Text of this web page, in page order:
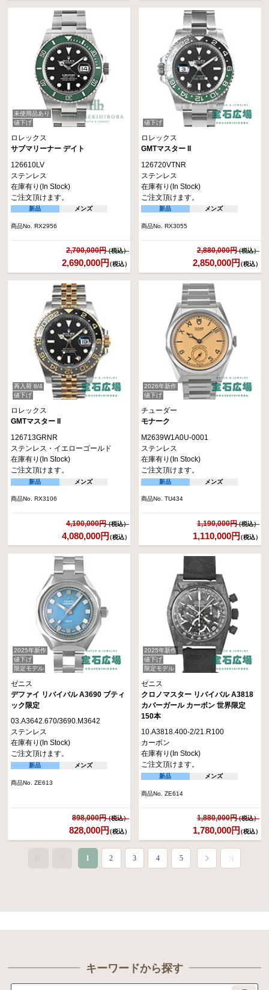
未使用品あり
値下げ
ロレックス
サブマリーナー デイト
126610LV
ステンレス
在庫有り(In Stock)
ご注文頂けます。
新品 メンズ
商品No. RX2956
2,700,000円
2,690,000円（税込）
値下げ
ロレックス
GMTマスター II
126720VTNR
ステンレス
在庫有り(In Stock)
ご注文頂けます。
新品 メンズ
商品No. RX3055
2,880,000円
2,850,000円（税込）
再入荷 8/4
値下げ
ロレックス
GMTマスター II
126713GRNR
ステンレス・イエローゴールド
在庫有り(In Stock)
ご注文頂けます。
新品 メンズ
商品No. RX3106
4,100,000円
4,080,000円（税込）
2026年新作
値下げ
チューダー
モナーク
M2639W1A0U-0001
ステンレス
在庫有り(In Stock)
ご注文頂けます。
新品 メンズ
商品No. TU434
1,190,000円
1,110,000円（税込）
2025年新作
値下げ
限定モデル
ゼニス
デファイ リバイバル A3690 ブティ
ック限定
03.A3642.670/3690.M3642
ステンレス
在庫有り(In Stock)
ご注文頂けます。
新品 メンズ
商品No. ZE613
898,000円
828,000円（税込）
2025年新作
値下げ
限定モデル
ゼニス
クロノマスター リバイバル A3818
カバーガール カーボン 世界限定
150本
10.A3818.400-2/21.R100
カーボン
在庫有り(In Stock)
ご注文頂けます。
新品 メンズ
商品No. ZE614
1,880,000円
1,780,000円（税込）
1 2 3 4 5
キーワードから探す